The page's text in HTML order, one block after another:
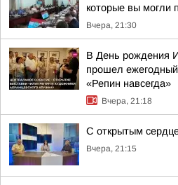
которые вы могли
Вчера, 21:30
В День рождения
прошел ежегодный
«Репин навсегда»
Вчера, 21:18
С открытым
Вчера, 21:15